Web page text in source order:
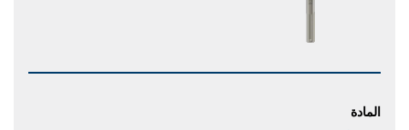
المادة